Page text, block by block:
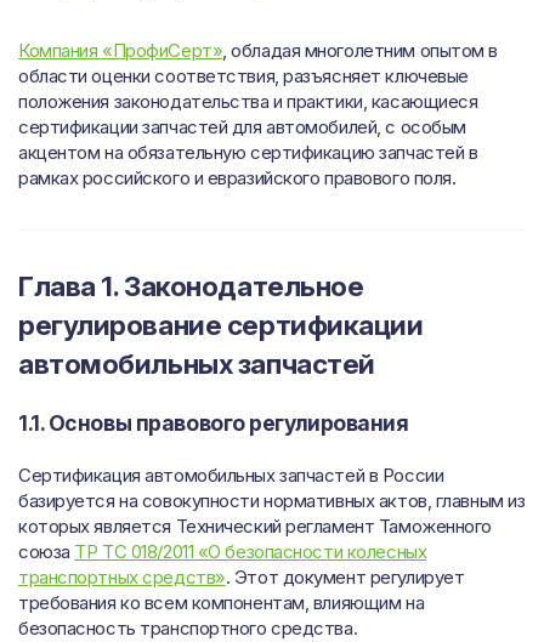
Компания «ПрофиСерт», обладая многолетним опытом в
области оценки соответствия, разъясняет ключевые
положения законодательства и практики, касающиеся
сертификации запчастей для автомобилей, с особым
акцентом на обязательную сертификацию запчастей в
рамках российского и евразийского правового поля.
Глава 1. Законодательное
регулирование сертификации
автомобильных запчастей
1.1. Основы правового регулирования
Сертификация автомобильных запчастей в России
базируется на совокупности нормативных актов, главным из
которых является Технический регламент Таможенного
союза ТР ТС 018/2011 «О безопасности колесных
транспортных средств». Этот документ регулирует
требования ко всем компонентам, влияющим на
безопасность транспортного средства.